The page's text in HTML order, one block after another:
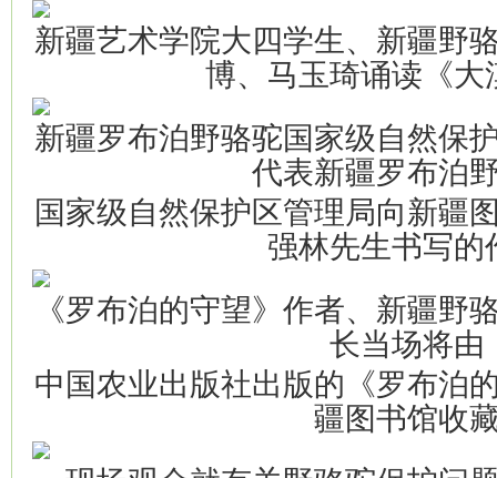
新疆艺术学院大四学生、新疆野
博、马玉琦诵读《大
新疆罗布泊野骆驼国家级自然保
代表新疆罗布泊
国家级自然保护区管理局向新疆
强林先生书写的
《罗布泊的守望》作者、新疆野
长当场将由
中国农业出版社出版的《罗布泊
疆图书馆收